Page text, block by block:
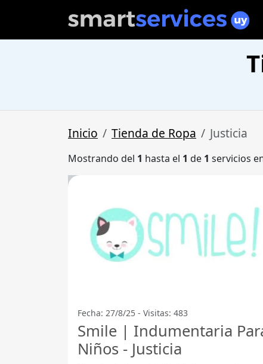
Inicio Tienda de Ropa Justicia
Mostrando del 1 hasta el 1 de 1 servicios
Fecha: 27/8/25 - Visitas: 483
Smile | Indumentaria
Niños - Justicia